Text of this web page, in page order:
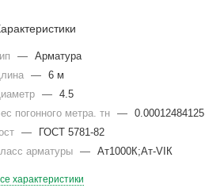
—
Арматура
—
6 м
—
4.5
погонного метра. тн
—
0.00012484125
—
ГОСТ 5781-82
арматуры
— Ат1000К;Ат-VIК
характеристики